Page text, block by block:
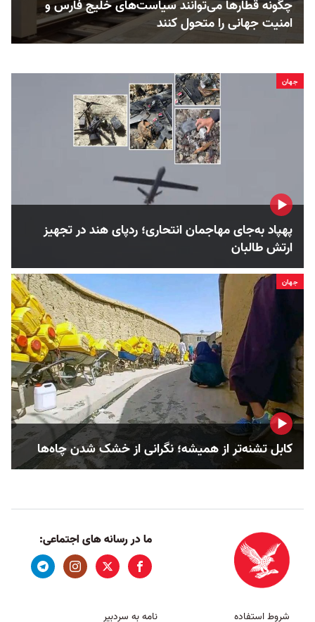
چگونه قطارها می‌توانند سیاست‌های خلیج فارس و
امنیت جهانی را متحول کنند
جهان
پهپاد به‌جای مهاجمان انتحاری؛ ردپای هند در تجهیز
ارتش طالبان
جهان
کابل تشنه‌تر از همیشه؛ نگرانی از خشک‌ شدن چاه‌ها
ما در رسانه های اجتماعی:
شروط استفاده نامه به سردبیر